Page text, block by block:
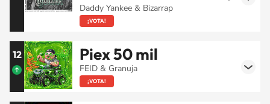
Daddy Yankee & Bizarrap
¡VOTA!
12 Piex 50 mil
FEID & Granuja
¡VOTA!